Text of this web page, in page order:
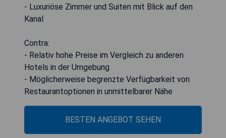
- Luxuriöse Zimmer und Suiten mit Blick auf den
Kanal
Contra:
- Relativ hohe Preise im Vergleich zu anderen
Hotels in der Umgebung
- Möglicherweise begrenzte Verfügbarkeit von
Restaurantoptionen in unmittelbarer Nähe
BESTEN ANGEBOT SEHEN